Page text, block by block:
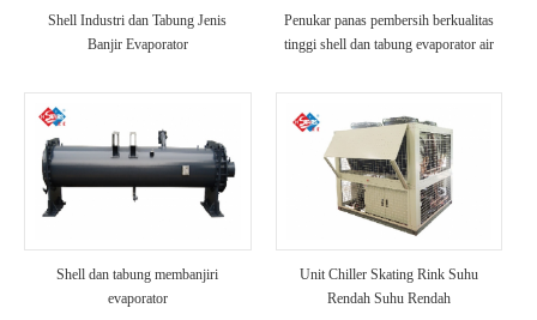
Shell Industri dan Tabung Jenis
Banjir Evaporator
Penukar panas pembersih berkualitas
tinggi shell dan tabung evaporator air
Shell dan tabung membanjiri
evaporator
Unit Chiller Skating Rink Suhu
Rendah Suhu Rendah